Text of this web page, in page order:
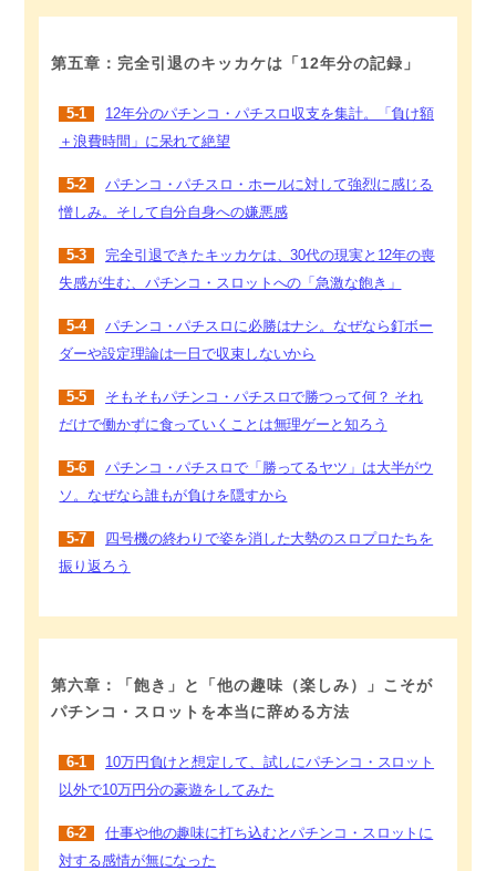
第五章：完全引退のキッカケは「12年分の記録」
5-1
12年分のパチンコ・パチスロ収支を集計。「負け額
＋浪費時間」に呆れて絶望
5-2
パチンコ・パチスロ・ホールに対して強烈に感じる
憎しみ。そして自分自身への嫌悪感
5-3
完全引退できたキッカケは、30代の現実と12年の喪
失感が生む、パチンコ・スロットへの「急激な飽き」
5-4
パチンコ・パチスロに必勝はナシ。なぜなら釘ボー
ダーや設定理論は一日で収束しないから
5-5
そもそもパチンコ・パチスロで勝つって何？ それ
だけで働かずに食っていくことは無理ゲーと知ろう
5-6
パチンコ・パチスロで「勝ってるヤツ」は大半がウ
ソ。なぜなら誰もが負けを隠すから
5-7
四号機の終わりで姿を消した大勢のスロプロたちを
振り返ろう
第六章：「飽き」と「他の趣味（楽しみ）」こそが
パチンコ・スロットを本当に辞める方法
6-1
10万円負けと想定して、試しにパチンコ・スロット
以外で10万円分の豪遊をしてみた
6-2
仕事や他の趣味に打ち込むとパチンコ・スロットに
対する感情が無になった